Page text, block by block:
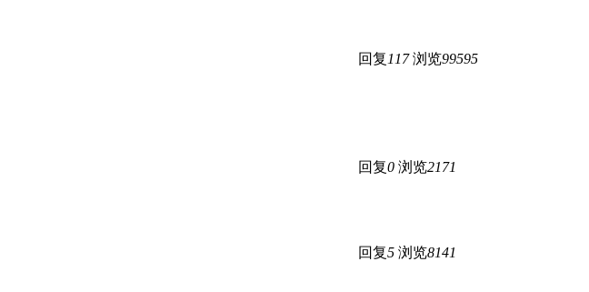
回复117 浏览99595
回复0 浏览2171
回复5 浏览8141